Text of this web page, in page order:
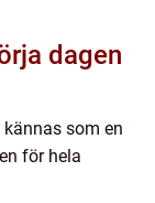
dagen
som en
för hela